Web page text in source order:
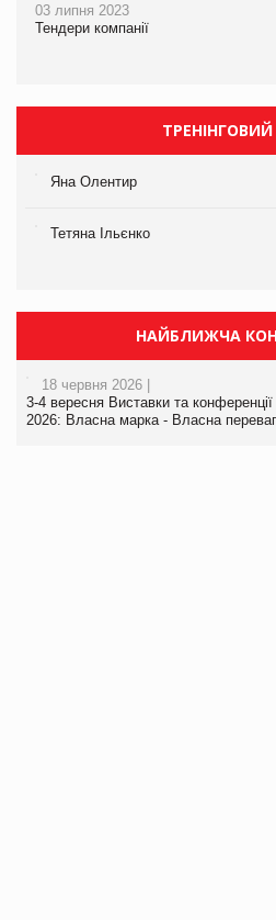
03 липня 2023
Тендери компанії
Яна Олентир
Тетяна Ільєнко
НАЙБЛИЖЧА
18 червня 2026 |
3-4 вересня Виставки та
2026: Власна марка - Власна